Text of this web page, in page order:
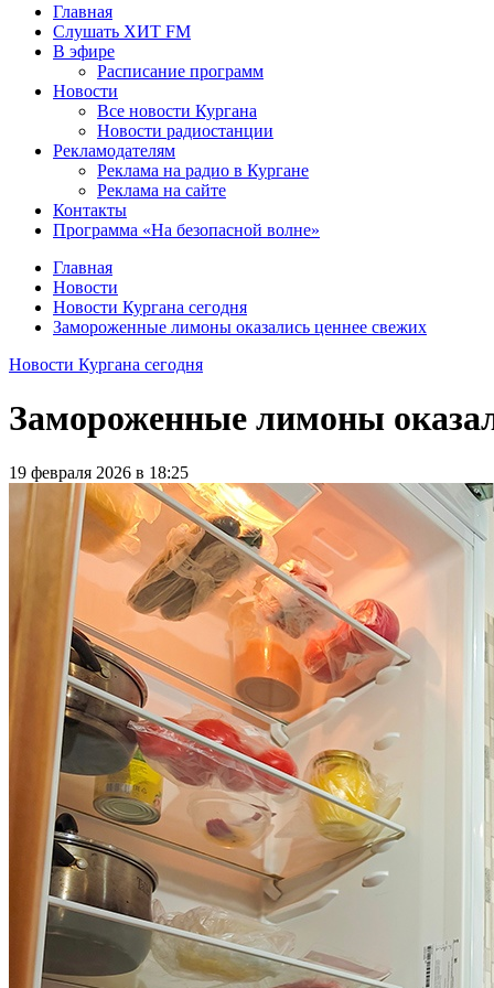
Главная
Слушать ХИТ FM
В эфире
Расписание программ
Новости
Все новости Кургана
Новости радиостанции
Рекламодателям
Реклама на радио в Кургане
Реклама на сайте
Контакты
Программа «На безопасной волне»
Главная
Новости
Новости Кургана сегодня
Замороженные лимоны оказались ценнее свежих
Новости Кургана сегодня
Замороженные лимоны
19 февраля 2026 в 18:25